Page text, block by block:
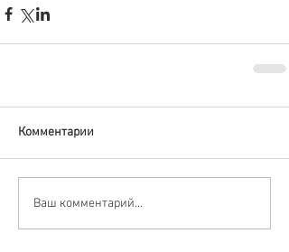
Комментарии
Ваш комментарий...